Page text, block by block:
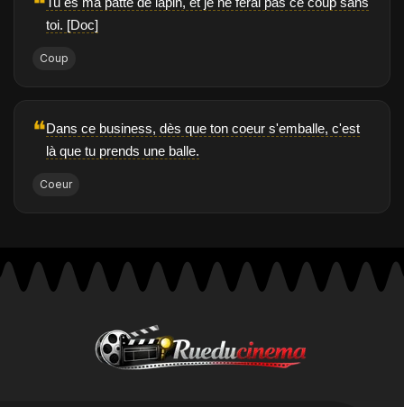
toi. [Doc]
Coup
❝Dans ce business, dès que ton coeur s'emballe, c'est
là que tu prends une balle.
Coeur